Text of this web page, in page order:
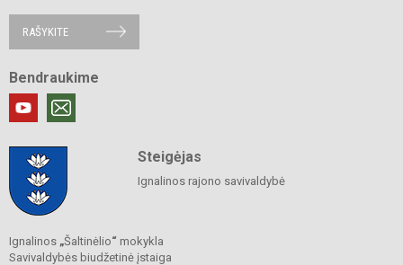
RAŠYKITE
Bendraukime
Steigėjas
Ignalinos rajono savivaldybė
Ignalinos „Šaltinėlio“ mokykla
Savivaldybės biudžetinė įstaiga